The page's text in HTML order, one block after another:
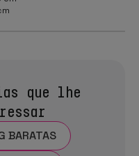
que lhe
BARATAS